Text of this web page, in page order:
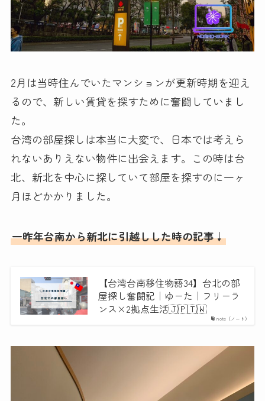
2月は当時住んでいたマンションが更新時期を迎え
るので、新しい賃貸を探すために奮闘していまし
た。
台湾の部屋探しは本当に大変で、日本では考えら
れないありえない物件に出会えます。この時は台
北、新北を中心に探していて部屋を探すのに一ヶ
月ほどかかりました。
一昨年台南から新北に引越しした時の記事↓
note（ノート）
【台湾台南移住物語34】台北の部
屋探し奮闘記｜ゆーた｜フリーラ
ンス×2拠点生活🇯🇵🇹🇼